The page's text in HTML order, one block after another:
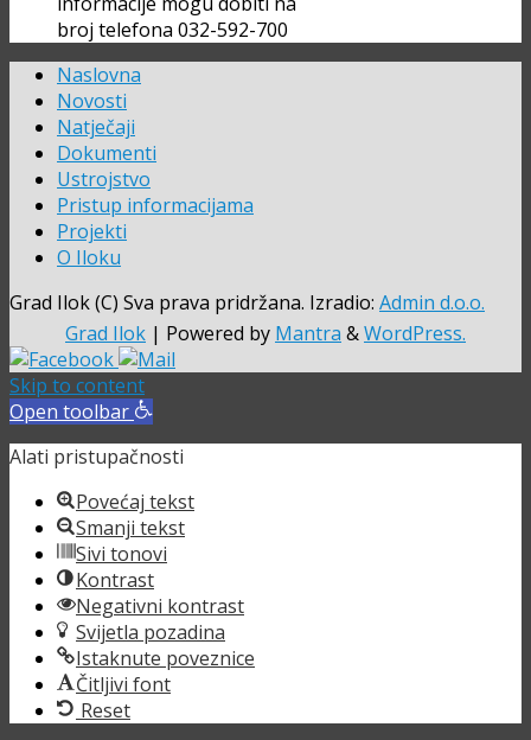
broj telefona 032-592-700
Naslovna
Novosti
Natječaji
Dokumenti
Ustrojstvo
Pristup informacijama
Projekti
O Iloku
Grad Ilok (C) Sva prava pridržana. Izradio: Admin d.o.o.
Grad Ilok | Powered by Mantra &WordPress.
Skip to content
Open toolbar
Alati pristupačnosti
Povećaj tekst
Smanji tekst
Sivi tonovi
Kontrast
Negativni kontrast
Svijetla pozadina
Istaknute poveznice
Čitljivi font
Reset